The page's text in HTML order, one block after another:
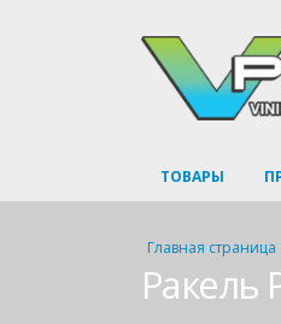
ТОВАРЫ
Главная страница
Ракель